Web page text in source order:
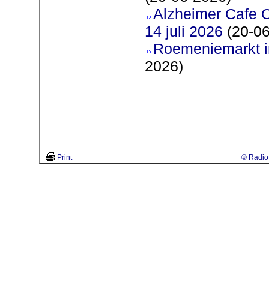
Alzheimer Cafe
14 juli 2026 (20-
Roemeniemarkt
2026)
Print © Radio